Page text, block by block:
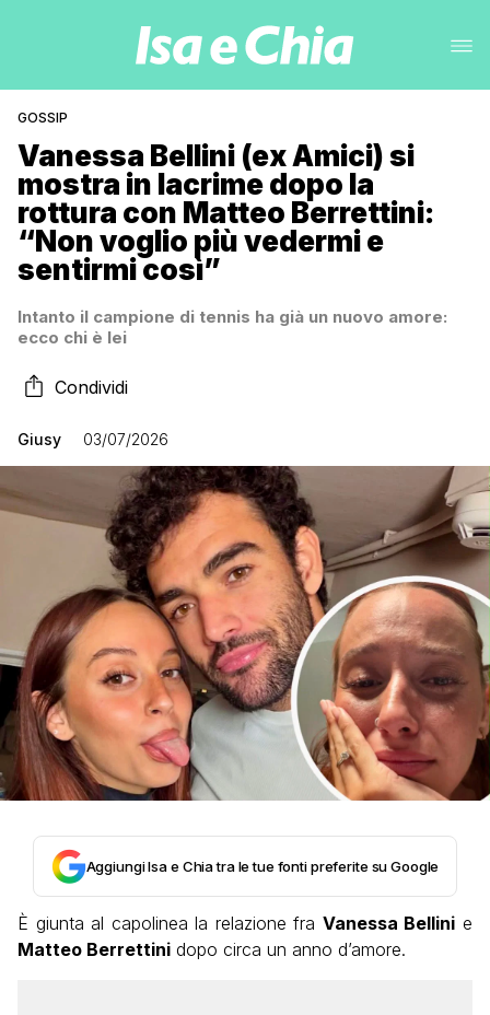
GOSSIP
Vanessa Bellini (ex Amici) si
mostra in lacrime dopo la
rottura con Matteo Berrettini:
“Non voglio più vedermi e
sentirmi così”
Intanto il campione di tennis ha già un nuovo amore:
ecco chi è lei
Condividi
Giusy 03/07/2026
Aggiungi Isa e Chia tra le tue fonti preferite su Google
È giunta al capolinea la relazione fra Vanessa Bellini e
Matteo Berrettini dopo circa un anno d’amore.